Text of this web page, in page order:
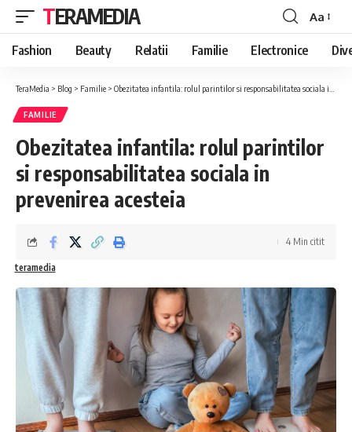
TERAMEDIA
Font
Resizer
Aa
Fashion Beauty Relatii Familie Electronice
TeraMedia > Blog > Familie > Obezitatea infantila: rolul parintilor si responsabilitatea sociala in prevenirea acesteia
FAMILIE
Obezitatea infantila: rolul parintilor
si responsabilitatea sociala in
prevenirea acesteia
teramedia
4 Min citit